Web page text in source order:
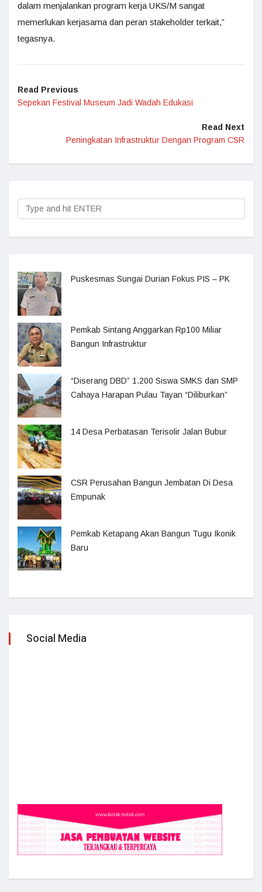
dalam menjalankan program kerja UKS/M sangat
memerlukan kerjasama dan peran stakeholder terkait,”
tegasnya.
Read Previous
Sepekan Festival Museum Jadi Wadah Edukasi
Read Next
Peningkatan Infrastruktur Dengan Program CSR
Puskesmas Sungai Durian Fokus PIS – PK
Pemkab Sintang Anggarkan Rp100 Miliar
Bangun Infrastruktur
“Diserang DBD” 1.200 Siswa SMKS dan SMP
Cahaya Harapan Pulau Tayan “Diliburkan”
14 Desa Perbatasan Terisolir Jalan Bubur
CSR Perusahan Bangun Jembatan Di Desa
Empunak
Pemkab Ketapang Akan Bangun Tugu Ikonik
Baru
Social Media